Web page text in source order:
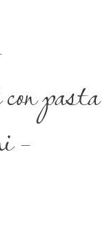
pasta
–